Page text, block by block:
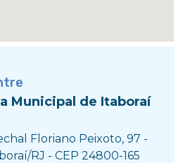
Municipal de Itaboraí
Floriano Peixoto, 97 -
RJ - CEP 24800-165